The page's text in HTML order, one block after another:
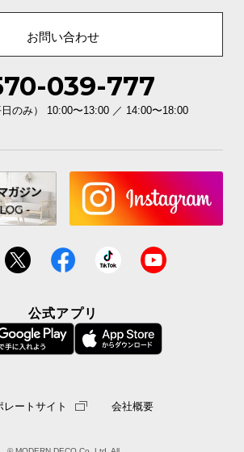
お問い合わせ
039-777
のみ） 10:00〜13:00 ／ 14:00〜18:00
公式アプリ
レートサイト 会社概要